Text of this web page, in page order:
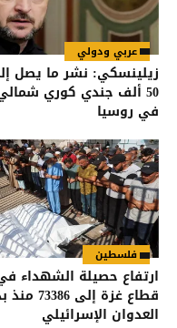
عربي ودولي
زيلينسكي: نشر ما يصل
50 ألف جندي كوري
في روسيا
فلسطين
ارتفاع حصيلة الشهداء
قطاع غزة إلى
العدوان الإسرائيلي